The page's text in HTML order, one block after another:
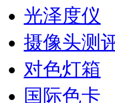
光泽度仪
摄像头测
对色灯箱
国际色卡